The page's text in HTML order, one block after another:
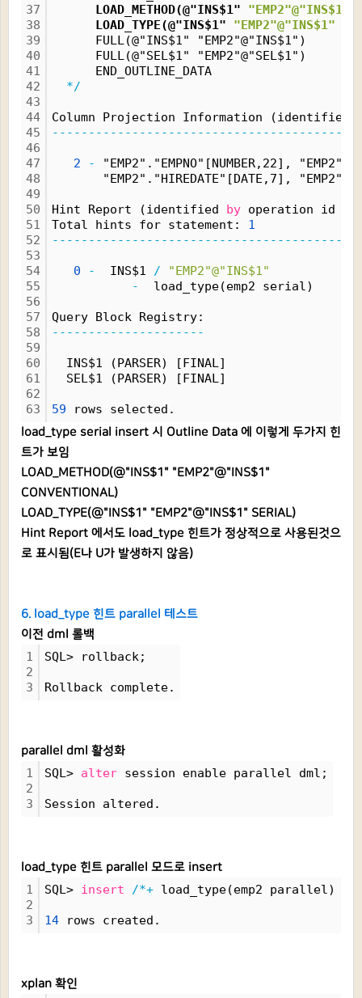
37
38
39
40
41
42
43
44
45
46
47
48
49
50
51
52
53
54
55
56
57
58
59
60
61
62
63
LOAD_METHOD(@"INS$1" "EMP2"@"INS$1"
LOAD_TYPE(@"INS$1" "EMP2"@"INS$1"
FULL(@"INS$1" "EMP2"@"INS$1")
FULL(@"SEL$1" "EMP2"@"SEL$1")
END_OUTLINE_DATA
*/
Column Projection Information (identified
2 -
"EMP2"."EMPNO"[NUMBER,22],
"EMP2"."HIREDATE"[DATE,7],
Hint Report (identified by operation id
Total hints for statement: 1
0 - INS$1 /
"EMP2"@"INS$1"
-
load_type(emp2 serial)
Query Block Registry:
---------------------
INS$1 (PARSER) [FINAL]
SEL$1 (PARSER) [FINAL]
59 rows selected.
load_type serial insert 시 Outline Data 에 이렇게 두가지 힌
트가 보임
LOAD_METHOD(@"INS$1" "EMP2"@"INS$1"
CONVENTIONAL)
LOAD_TYPE(@"INS$1" "EMP2"@"INS$1" SERIAL)
Hint Report 에서도 load_type 힌트가 정상적으로 사용된것으
로 표시됨(E나 U가 발생하지 않음)
6. load_type 힌트 parallel 테스트
이전 dml 롤백
1
2
3
SQL> rollback;
Rollback complete.
parallel dml 활성화
1
2
3
SQL> alter session enable parallel dml;
Session altered.
load_type 힌트 parallel 모드로 insert
1
2
3
SQL> insert /*+ load_type(emp2 parallel)
14 rows created.
xplan 확인